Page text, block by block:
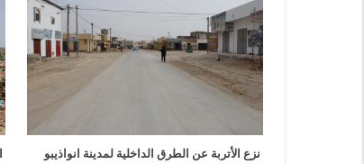
نزع الأتربة عن الطرق الداخلية لمدينة انواذيبو